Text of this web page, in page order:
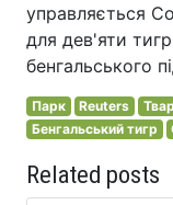
управляється
для дев'яти
бенгальського
Парк Reuters
Бенгальський тигр
Related posts